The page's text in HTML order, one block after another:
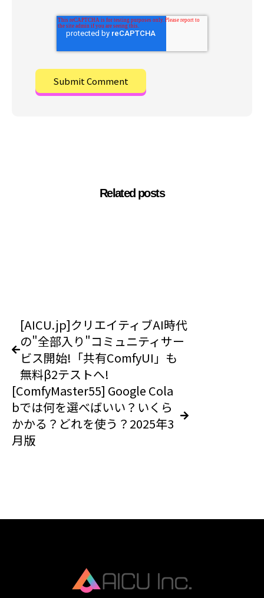
Related posts
[AICU.jp]クリエイティブAI時代
の"全部入り"コミュニティサー
ビス開始!「共有ComfyUI」も
無料β2テストへ!
[ComfyMaster55] Google Cola
bでは何を選べばいい？いくら
かかる？どれを使う？2025年3
月版